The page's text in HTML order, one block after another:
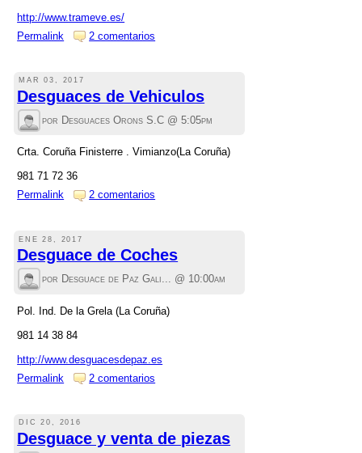
http://www.trameve.es/
Permalink
2 comentarios
MAR 03, 2017
Desguaces de Vehiculos
por Desguaces Orons S.C @5:05pm
Crta. Coruña Finisterre . Vimianzo(La Coruña)
981 71 72 36
Permalink
2 comentarios
ENE 28, 2017
Desguace de Coches
por Desguace de Paz Gali... @ 10:00am
Pol. Ind. De la Grela (La Coruña)
981 14 38 84
http://www.desguacesdepaz.es
Permalink
2 comentarios
DIC 20, 2016
Desguace y venta de piezas